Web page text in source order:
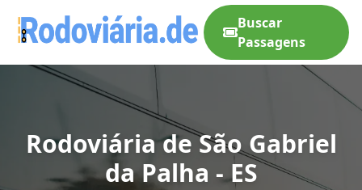
Buscar
Passagens
Rodoviária de São Gabriel
da Palha - ES